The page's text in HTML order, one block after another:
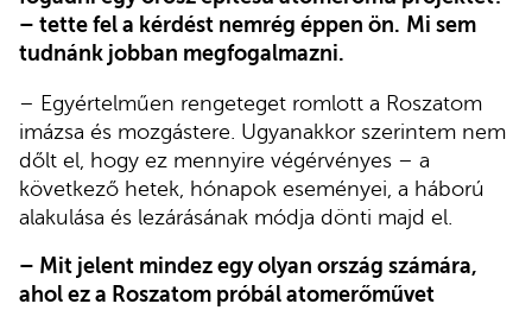
– tette fel a kérdést nemrég éppen ön. Mi sem
tudnánk jobban megfogalmazni.
– Egyértelműen rengeteget romlott a Roszatom
imázsa és mozgástere. Ugyanakkor szerintem nem
dőlt el, hogy ez mennyire végérvényes – a
következő hetek, hónapok eseményei, a háború
alakulása és lezárásának módja dönti majd el.
– Mit jelent mindez egy olyan ország számára,
ahol ez a Roszatom próbál atomerőművet